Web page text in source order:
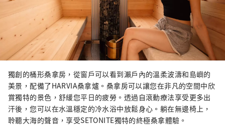
獨創的桶形桑拿房，從窗戶可以看到瀨戶內的溫柔波濤和島嶼的
美景，配備了HARVIA桑拿爐。桑拿房可以讓您在非凡的空間中欣
賞獨特的景色，舒緩您平日的疲勞。透過自滾動療法享受更多出
汗後，您可以在水溫穩定的冷水浴中放鬆身心。躺在無邊椅上，
聆聽大海的聲音，享受SETONITE獨特的終極桑拿體驗。